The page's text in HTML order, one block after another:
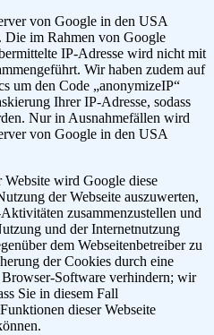
von Google in den USA
Die im Rahmen von Google
IP-Adresse wird nicht mit
Wir haben zudem auf
um den Code „anonymizeIP“
Ihrer IP-Adresse, sodass
Nur in Ausnahmefällen wird
von Google in den USA
Website wird Google diese
der Webseite auszuwerten,
zusammenzustellen und
und der Internetnutzung
dem Webseitenbetreiber zu
der Cookies durch eine
Software verhindern; wir
Sie in diesem Fall
dieser Webseite